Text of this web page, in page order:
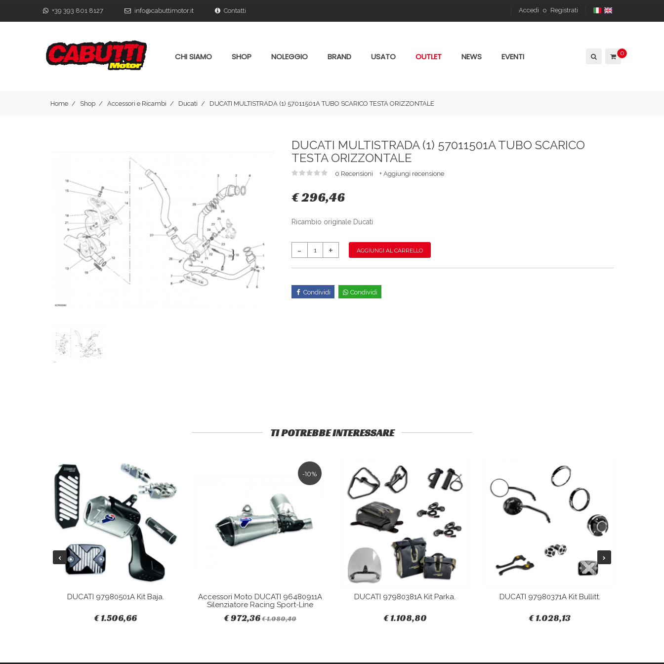
+39 393 801 8127 info@cabuttimotor.it Contatti Accedi o Registrati
0
CHI SIAMO SHOP NOLEGGIO BRAND USATO OUTLET NEWS EVENTI
Home Shop Accessori e Ricambi Ducati DUCATI MULTISTRADA (1) 57011501A TUBO SCARICO TESTA ORIZZONTALE
DUCATI MULTISTRADA (1) 57011501A TUBO SCARICO
TESTA ORIZZONTALE
0 Recensioni + Aggiungi recensione
€ 296,46
Ricambio originale Ducati
AGGIUNGI AL CARRELLO
Condividi Condividi
TI POTREBBE INTERESSARE
DUCATI 97980501A Kit Baja.
€ 1.506,66
-10%
Accessori Moto DUCATI 96480911A
Silenziatore Racing Sport-Line
€ 972,36€ 1.080,40
DUCATI 97980381A Kit Parka.
€ 1.108,80
DUCATI 97980371A Kit Bullitt.
€ 1.028,13